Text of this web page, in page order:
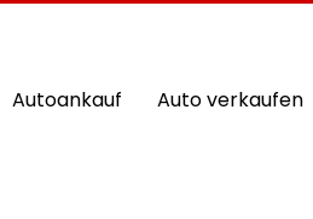
Autoankauf Auto verkaufen